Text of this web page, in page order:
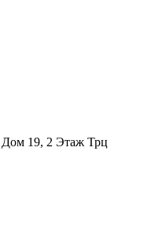
Дом 19, 2 Этаж Трц